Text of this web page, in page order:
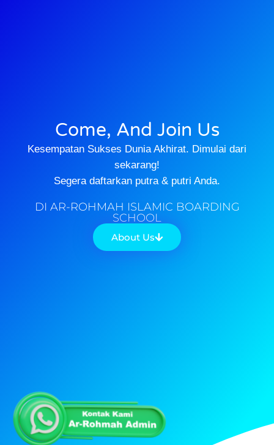
Come, And Join Us
Kesempatan Sukses Dunia Akhirat. Dimulai dari
sekarang!
Segera daftarkan putra & putri Anda.
DI AR-ROHMAH ISLAMIC BOARDING
SCHOOL
About Us